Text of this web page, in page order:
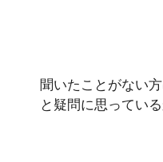
聞いたことがない
と疑問に思ってい